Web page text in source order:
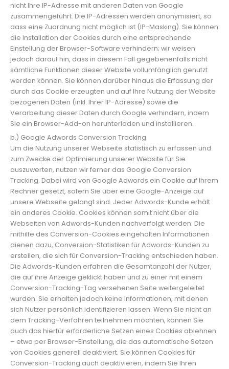
nicht Ihre IP-Adresse mit anderen Daten von Google
zusammengeführt. Die IP-Adressen werden anonymisiert, so
dass eine Zuordnung nicht möglich ist (IP-Masking). Sie können
die Installation der Cookies durch eine entsprechende
Einstellung der Browser-Software verhindern; wir weisen
jedoch darauf hin, dass in diesem Fall gegebenenfalls nicht
sämtliche Funktionen dieser Website vollumfänglich genutzt
werden können. Sie können darüber hinaus die Erfassung der
durch das Cookie erzeugten und auf Ihre Nutzung der Website
bezogenen Daten (inkl. Ihrer IP-Adresse) sowie die
Verarbeitung dieser Daten durch Google verhindern, indem
Sie ein Browser-Add-on herunterladen und installieren.
b.) Google Adwords Conversion Tracking
Um die Nutzung unserer Webseite statistisch zu erfassen und
zum Zwecke der Optimierung unserer Website für Sie
auszuwerten, nutzen wir ferner das Google Conversion
Tracking. Dabei wird von Google Adwords ein Cookie auf Ihrem
Rechner gesetzt, sofern Sie über eine Google-Anzeige auf
unsere Webseite gelangt sind. Jeder Adwords-Kunde erhält
ein anderes Cookie. Cookies können somit nicht über die
Webseiten von Adwords-Kunden nachverfolgt werden. Die
mithilfe des Conversion-Cookies eingeholten Informationen
dienen dazu, Conversion-Statistiken für Adwords-Kunden zu
erstellen, die sich für Conversion-Tracking entschieden haben.
Die Adwords-Kunden erfahren die Gesamtanzahl der Nutzer,
die auf ihre Anzeige geklickt haben und zu einer mit einem
Conversion-Tracking-Tag versehenen Seite weitergeleitet
wurden. Sie erhalten jedoch keine Informationen, mit denen
sich Nutzer persönlich identifizieren lassen. Wenn Sie nicht an
dem Tracking-Verfahren teilnehmen möchten, können Sie
auch das hierfür erforderliche Setzen eines Cookies ablehnen
– etwa per Browser-Einstellung, die das automatische Setzen
von Cookies generell deaktiviert. Sie können Cookies für
Conversion-Tracking auch deaktivieren, indem Sie Ihren